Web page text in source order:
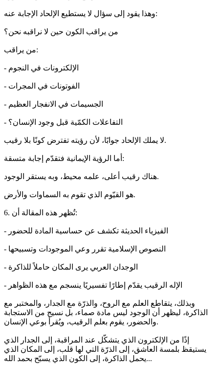
وهذا يقود إلى سؤال لا يستطيع الإلحاد الإجابة عنه:
من يراقب الكون حين لا نراقبه نحن؟
من يراقب:
- الإلكترونات في النجوم
- الفوتونات في المجرات
- الجسيمات في الانفجار العظيم
- التفاعلات الكمّية قبل وجود الإنسان؟
لا يملك الإلحاد جوابًا، لأن رؤيته تفترض كونًا بلا رقيب.
أما الرؤية الإيمانية فتقدّم إجابة متسقة:
هناك رقيب أعلى، علمه محيط، وبه يستقر الوجود.
هو القيّوم الذي تقوم به السماوات والأرض.
6. تُظهر هذه المقالة أن:
- الفيزياء الحديثة تكشف عن حساسية المادة للحضور
- النصوص الإسلامية تقرر وعي الموجودات وتسبيحها
- الوجدان العربي يرى المكان حاملاً للذاكرة
- الإله الرقيب يقدّم إطارًا تفسيريًا ينسجم مع هذه الظواهر
وبذلك، يتقاطع العلم مع الروح، والذرّة مع الجدار، والمختبر مع
الذاكرة، ليظهر أن الوجود ليس مادة صماء، بل نسيج من الاستجابة
والحضور، يقوم بعلم الرقيب، ويُقرأ بوعي الإنسان.
إذًا من الإلكترون الذي يتشكّل عند المراقبة، إلى الجدار الذي
يستيقظ بلمسة العاشق، إلى الذرّة التي لها قلب، إلى المكان الذي
يحمل الذاكرة، إلى الكون الذي يسبّح بحمد الله...